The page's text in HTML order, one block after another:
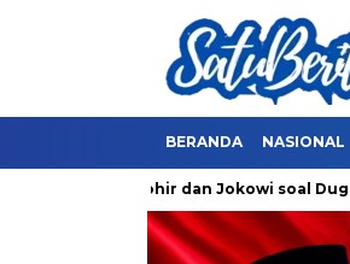
BERANDA NASIONAL
Erick Thohir dan Jokowi soal